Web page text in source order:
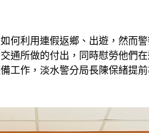
何利用連假返鄉、出遊，然而
通所做的付出，同時慰勞他們
工作，淡水警分局長陳保緒提